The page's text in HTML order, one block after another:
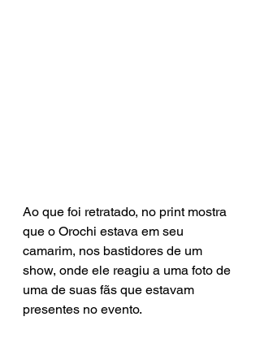
Ao que foi retratado, no print mostra
que o Orochi estava em seu
camarim, nos bastidores de um
show, onde ele reagiu a uma foto de
uma de suas fãs que estavam
presentes no evento.